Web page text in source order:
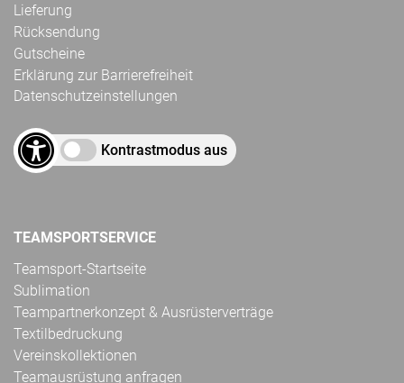
Lieferung
Rücksendung
Gutscheine
Erklärung zur Barrierefreiheit
Datenschutzeinstellungen
Kontrastmodus aus
TEAMSPORTSERVICE
Teamsport-Startseite
Sublimation
Teampartnerkonzept & Ausrüsterverträge
Textilbedruckung
Vereinskollektionen
Teamausrüstung anfragen